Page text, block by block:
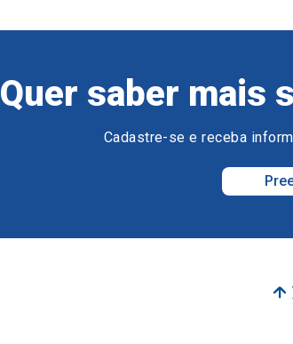
Quer saber mais
Cadastre-se e receba